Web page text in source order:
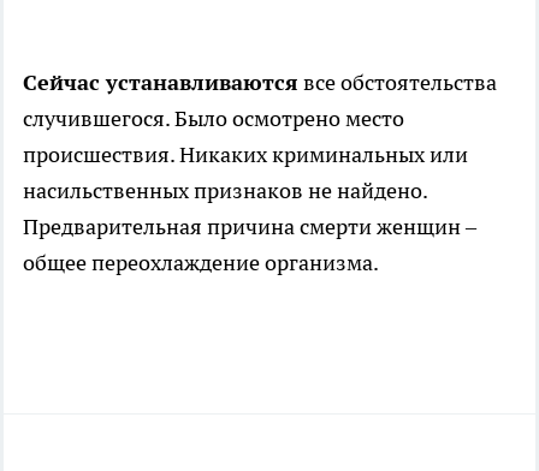
Сейчас устанавливаются все обстоятельства
случившегося. Было осмотрено место
происшествия. Никаких криминальных или
насильственных признаков не найдено.
Предварительная причина смерти женщин –
общее переохлаждение организма.